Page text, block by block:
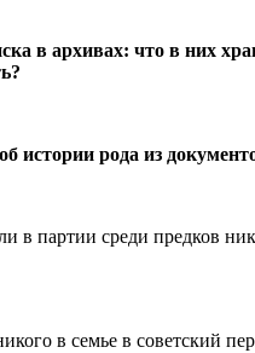
в архивах: что в них
истории рода из
партии среди предков
в семье в советский